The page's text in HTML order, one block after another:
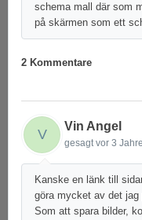
schema mall där som
på skärmen som ett
2 Kommentare
V
Vin Angel
gesagtvor 3
Kanske en länk till
göra mycket av det jag
Som att spara bilder,